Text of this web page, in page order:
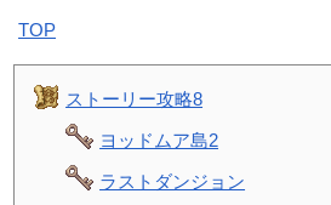
TOP
ストーリー攻略8
ヨッドムア島2
ラストダンジョン